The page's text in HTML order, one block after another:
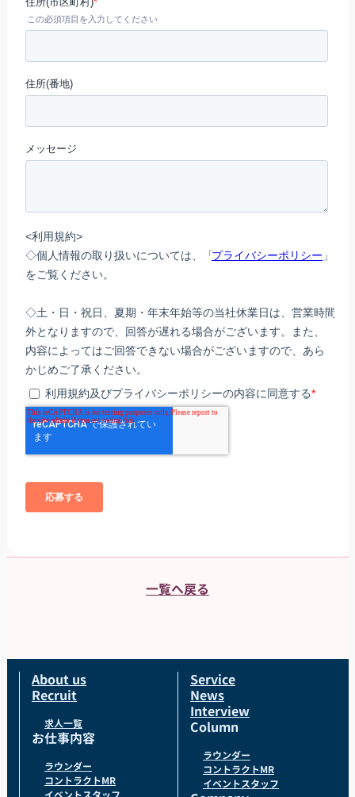
一覧へ戻る
About us
Recruit
求人一覧
お仕事内容
ラウンダー
コントラクトMR
Service
News
Interview
Column
ラウンダー
コントラクトMR
イベントスタッフ